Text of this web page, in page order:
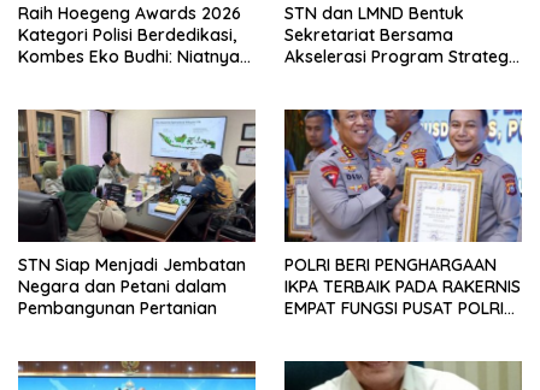
Raih Hoegeng Awards 2026
Kategori Polisi Berdedikasi,
Kombes Eko Budhi: Niatnya
STN dan LMND Bentuk
Sekretariat Bersama
Akselerasi Program Strategis
Pemerintahan Prabowo–
Gibran
STN Siap Menjadi Jembatan
Negara dan Petani dalam
Pembangunan Pertanian
POLRI BERI PENGHARGAAN
IKPA TERBAIK PADA RAKERNIS
EMPAT FUNGSI PUSAT POLRI